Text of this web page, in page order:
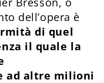
dell’opera è
di quel
il quale la
ad altre milioni